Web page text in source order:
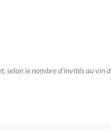
le nombre d’invités au vin